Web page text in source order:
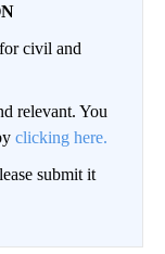
civil and
relevant. You
clicking here.
submit it